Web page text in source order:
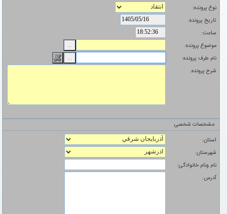
نوع پرونده:
تاریخ پرونده:
ساعت:
موضوع پرونده:
نام طرف پرونده:
شرح پرونده:
مشخصات شخصی
استان:
شهرستان:
نام ونام خانوادگی:
آدرس: